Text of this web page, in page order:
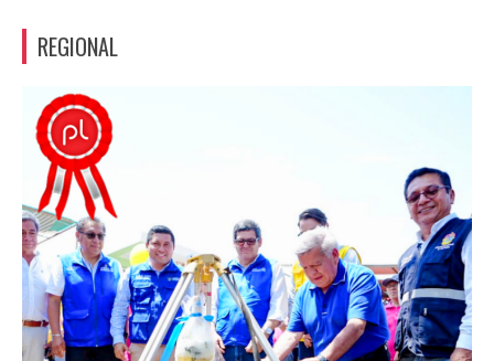
REGIONAL